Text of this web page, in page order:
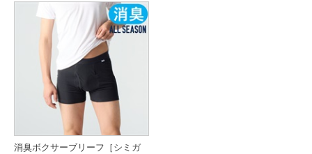
消臭ボクサーブリーフ［シミガ